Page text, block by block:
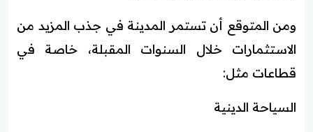
ومن المتوقع أن تستمر المدينة في جذب المزيد من
الاستثمارات خلال السنوات المقبلة، خاصة في
قطاعات مثل:
السياحة الدينية